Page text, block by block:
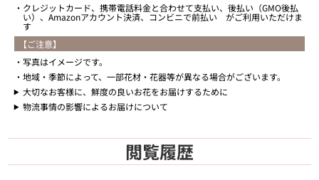
クレジットカード、携帯電話料金と合わせて支払い、後払い（GMO後払
い）、Amazonアカウント決済、コンビニで前払い がご利用いただけま
す
【ご注意】
写真はイメージです。
地域・季節によって、一部花材・花器等が異なる場合がございます。
大切なお客様に、鮮度の良いお花をお届けするために
物流事情の影響によるお届けについて
閲覧履歴